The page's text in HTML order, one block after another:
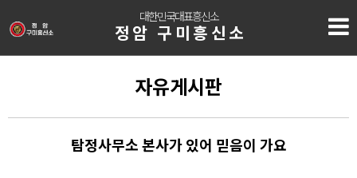
대한민국대표흥신소
정암 구미흥신소
자유게시판
탐정사무소 본사가 있어 믿음이 가요